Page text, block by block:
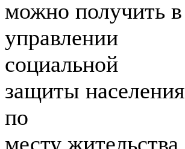
можно получить в
управлении
социальной
защиты населения
по
месту жительства.